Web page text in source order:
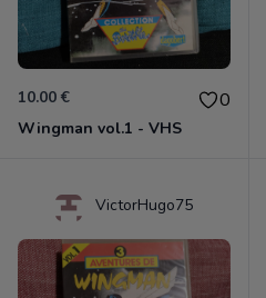
10.00 € 0
Wingman vol.1 - VHS
VictorHugo75